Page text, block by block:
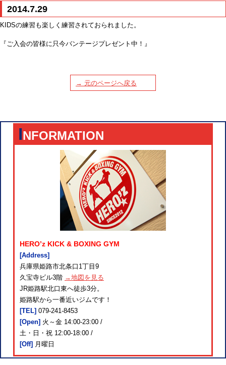
2014.7.29
KIDSの練習も楽しく練習されておられました。
『ご入会の皆様に只今バンテージプレゼント中！』
→ 元のページへ戻る
INFORMATION
HERO’z KICK & BOXING GYM
[Address]
兵庫県姫路市北条口1丁目9
久宝寺ビル3階 →地図を見る
JR姫路駅北口東へ徒歩3分。
姫路駅から一番近いジムです！
[TEL] 079-241-8453
[Open] 火～金 14:00-23:00 /
土・日・祝 12:00-18:00 /
[Off] 月曜日